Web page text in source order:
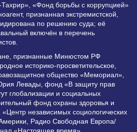
«Фонд борьбы с коррупцией»
признанная экстремистской,
по решению суда; её
включён в перечень
признанные Минюстом РФ
историко-просветительское,
общество «Мемориал»,
Левады, фонд «В защиту прав
глобализации и социальных
фонд охраны здоровья и
независимых социологических
Радио Свободная Европа/
«Настоящее время»,